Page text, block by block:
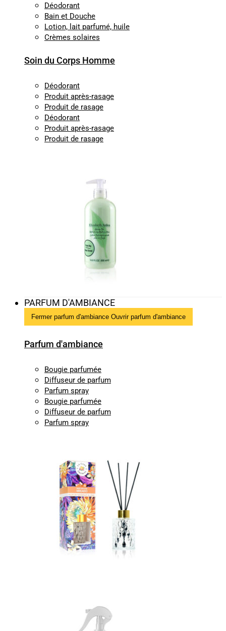
Déodorant
Bain et Douche
Lotion, lait parfumé, huile
Crèmes solaires
Soin du Corps Homme
Déodorant
Produit après-rasage
Produit de rasage
Déodorant
Produit après-rasage
Produit de rasage
PARFUM D'AMBIANCE
Fermer parfum d'ambiance Ouvrir parfum d'ambiance
Parfum d'ambiance
Bougie parfumée
Diffuseur de parfum
Parfum spray
Bougie parfumée
Diffuseur de parfum
Parfum spray